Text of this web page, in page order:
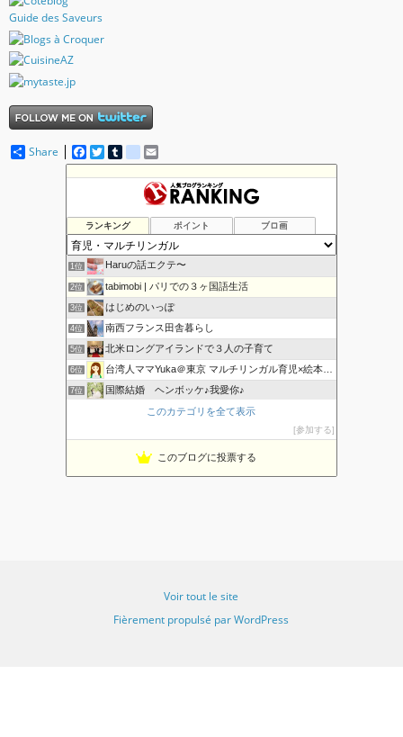
Guide des Saveurs
Share
F
a
c
o
o
k
T
w
i
e
r
T
u
m
r
d
e
l
o
u
s
m
a
i
l
ランキング ポイント ブロ画
1位 Haruの話エクテ〜
2位 tabimobi | パリでの３ヶ国語生活
3位 はじめのいっぽ
4位 南西フランス田舎暮らし
5位 北米ロングアイランドで３人の子育て
6位 台湾人ママYuka＠東京 マルチリンガル育児×絵本×知育
7位 国際結婚 ヘンボッケ♪我愛你♪
香港でマルチリンガル育児
海外暮らし、風の吹くまま気の向くままに♪
このカテゴリを全て表示
参加する
このブログに投票する
Voir tout le site
Fièrement propulsé par WordPress